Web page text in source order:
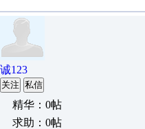
诚123
关注 私信
精华：0帖
求助：0帖